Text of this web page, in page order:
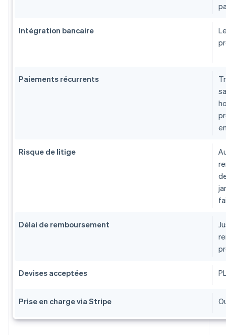
Intégration bancaire
Paiements récurrents
Risque de litige
Délai de remboursement
Devises acceptées
Prise en charge via Stripe